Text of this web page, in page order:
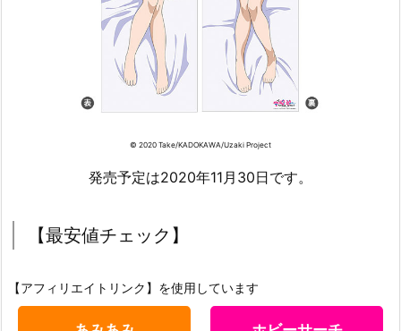
© 2020 Take/KADOKAWA/Uzaki Project
発売予定は2020年11月30日です。
【最安値チェック】
【アフィリエイトリンク】を使用しています